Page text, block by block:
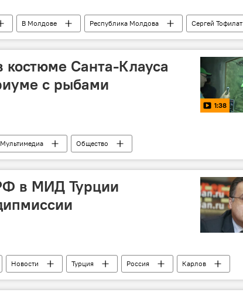
В Молдове Республика Молдова
Сергей Тофилат
костюме Санта-Клауса
с рыбами
1:38
Мультимедиа Общество
в МИД Турции
Новости Турция Россия
Карлов
дипмиссия МИД